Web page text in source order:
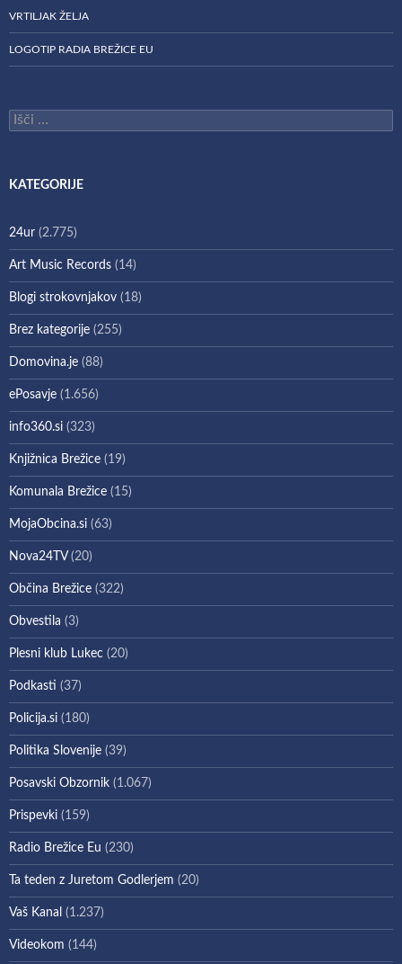
VRTILJAK ŽELJA
LOGOTIP RADIA BREŽICE EU
Išči:
KATEGORIJE
24ur (2.775)
Art Music Records (14)
Blogi strokovnjakov (18)
Brez kategorije (255)
Domovina.je (88)
ePosavje (1.656)
info360.si (323)
Knjižnica Brežice (19)
Komunala Brežice (15)
MojaObcina.si (63)
Nova24TV(20)
Občina Brežice (322)
Obvestila (3)
Plesni klub Lukec (20)
Podkasti (37)
Policija.si (180)
Politika Slovenije (39)
Posavski Obzornik (1.067)
Prispevki (159)
Radio Brežice Eu (230)
Ta teden z Juretom Godlerjem (20)
Vaš Kanal (1.237)
Videokom (144)